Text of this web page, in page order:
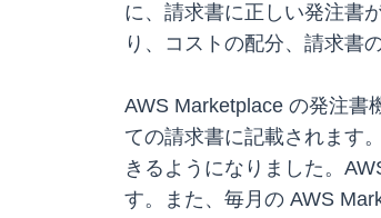
に、請求書に正しい発注書
り、コストの配分、請求書
AWS Marketplace の発注書
ての請求書に記載されます
きるようになりました。
す。また、毎月の AWS